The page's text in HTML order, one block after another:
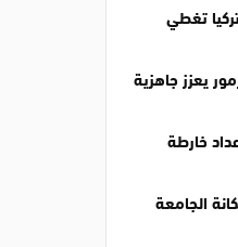
تغطي
يعزز جاهزية
خارطة
الجامعة